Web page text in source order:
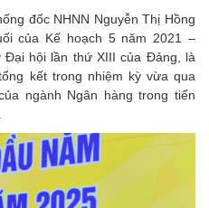
đốc NHNN Nguyễn Thị Hồng
của Kế hoạch 5 năm 2021 –
Đại hội lần thứ XIII của Đảng, là
kết trong nhiệm kỳ vừa qua
ngành Ngân hàng trong tiến